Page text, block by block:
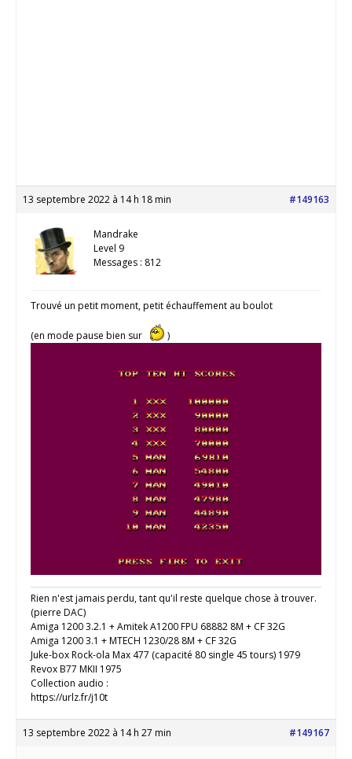
13 septembre 2022 à 14 h 18 min #149163
Mandrake
Level 9
Messages : 812
Trouvé un petit moment, petit échauffement au boulot
(en mode pause bien sur )
Rien n'est jamais perdu, tant qu'il reste quelque chose à trouver.
(pierre DAC)
Amiga 1200 3.2.1 + Amitek A1200 FPU 68882 8M + CF 32G
Amiga 1200 3.1 + MTECH 1230/28 8M + CF 32G
Juke-box Rock-ola Max 477 (capacité 80 single 45 tours) 1979
Revox B77 MKII 1975
Collection audio :
https://urlz.fr/j10t
13 septembre 2022 à 14 h 27 min #149167